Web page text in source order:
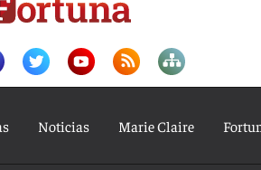
Noticias Marie Claire